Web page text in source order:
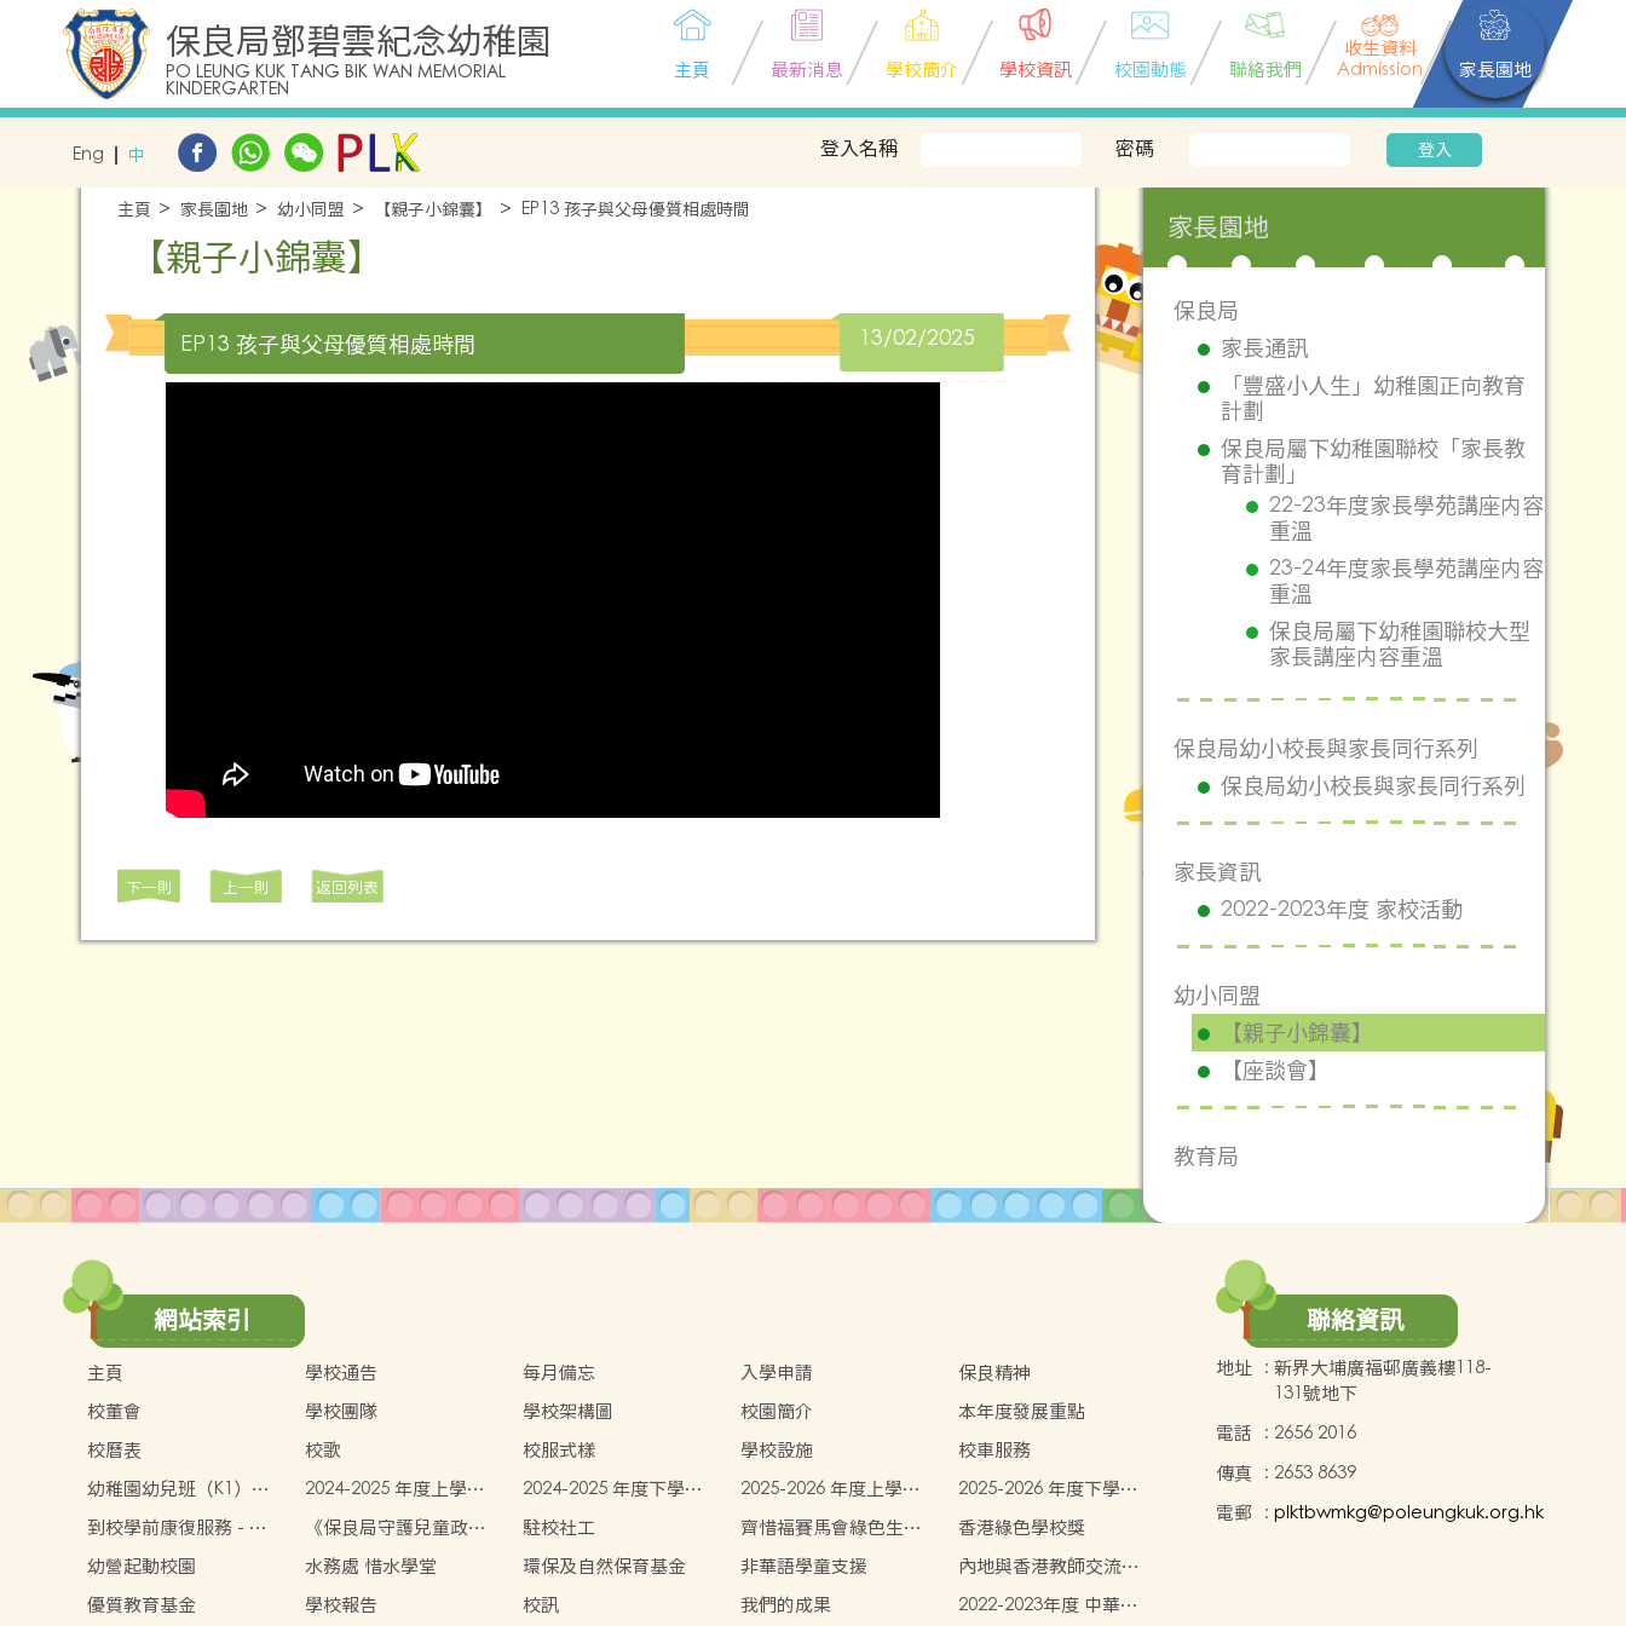
保良局鄧碧雲紀念幼稚園
PO LEUNG KUK TANG BIK WAN MEMORIAL
KINDERGARTEN
主頁 最新消息 學校簡介 學校資訊 校園動態 聯絡我們
收生資料
Admission
家長園地
Eng 中 登入名稱 密碼 登入
主頁 家長園地 幼小同盟 【親子小錦囊】 EP13 孩子與父母優質相處時間
【親子小錦囊】
EP13 孩子與父母優質相處時間 13/02/2025
下一則 上一則 返回列表
家長園地
保良局
家長通訊
「豐盛小人生」幼稚園正向教育
計劃
保良局屬下幼稚園聯校「家長教
育計劃」
22-23年度家長學苑講座内容
重溫
23-24年度家長學苑講座内容
重溫
保良局屬下幼稚園聯校大型
家長講座内容重溫
保良局幼小校長與家長同行系列
保良局幼小校長與家長同行系列
家長資訊
2022-2023年度 家校活動
幼小同盟
【親子小錦囊】
【座談會】
教育局
網站索引
主頁 學校通告 每月備忘 入學申請
保良精神
校董會
學校團隊 學校架構圖 校園簡介
本年度發展重點
校曆表
校歌 校服式樣 學校設施
校車服務
幼稚園幼兒班（K1）收
生安排
2024-2025 年度上學期
學生書簿雜費價目表
2024-2025 年度下學期
學生書簿雜費價目表
2025-2026 年度上學期
學生書簿雜費價目表
2025-2026 年度下學期
學生書簿雜費價目表
到校學前康復服務 - 傲
翔計劃
《保良局守護兒童政
策》
駐校社工
齊惜福賽馬會綠色生活
教育計劃
香港綠色學校獎
幼營起動校園
水務處 惜水學堂 環保及自然保育基金 非華語學童支援
內地與香港教師交流及
協作計劃（體能）
優質教育基金 學校報告 校訊 我們的成果
2022-2023年度 中華文
聯絡資訊
地址 : 新界大埔廣福邨廣義樓118-
131號地下
電話 : 2656 2016
傳真 : 2653 8639
電郵 : plktbwmkg@poleungkuk.org.hk